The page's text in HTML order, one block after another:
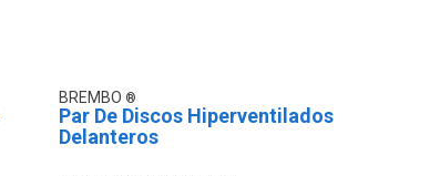
BREMBO
Par De Discos Hiperventilados
Delanteros